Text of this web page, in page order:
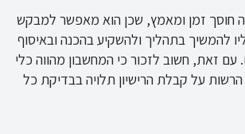
חוסך זמן ומאמץ, שכן הוא מאפשר למבקש
להמשיך בתהליך ולהשקיע בהכנה ובאיסוף
זאת, חשוב לזכור כי המחשבון מהווה כלי
על קבלת הרישיון תלויה בבדיקת כל